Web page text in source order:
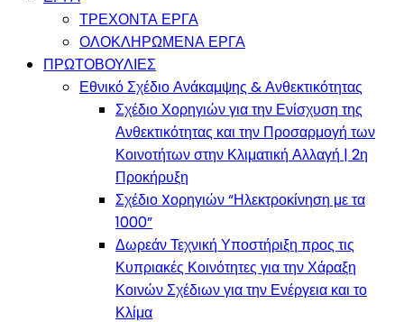
ΤΡΕΧΟΝΤΑ ΕΡΓΑ
ΟΛΟΚΛΗΡΩΜΕΝΑ ΕΡΓΑ
ΠΡΩΤΟΒΟΥΛΙΕΣ
Εθνικό Σχέδιο Ανάκαμψης & Ανθεκτικότητας
Σχέδιο Χορηγιών για την Ενίσχυση της
Ανθεκτικότητας και την Προσαρμογή των
Κοινοτήτων στην Κλιματική Αλλαγή | 2η
Προκήρυξη
Σχέδιο Xορηγιών “Ηλεκτροκίνηση με τα
1000”
Δωρεάν Τεχνική Υποστήριξη προς τις
Κυπριακές Κοινότητες για την Χάραξη
Κοινών Σχέδιων για την Ενέργεια και το
Κλίμα